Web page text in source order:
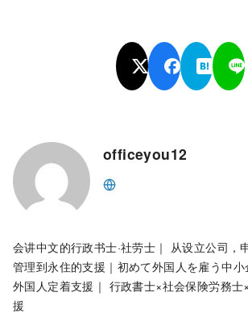
officeyou12
会讲中文的行政书士·社劳士｜ 从设立公司，
管理到永住的支援｜初めて外国人を雇う中小
外国人定着支援｜ 行政書士×社会保険労務
援